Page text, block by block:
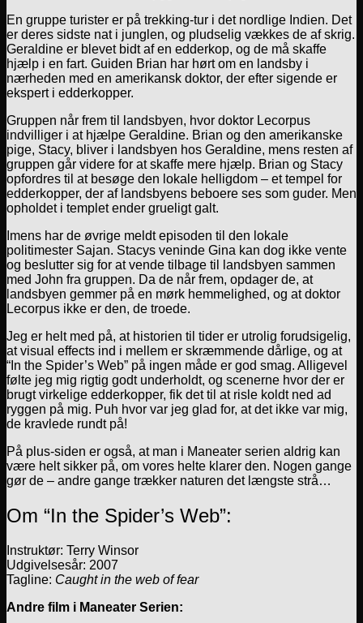
En gruppe turister er på trekking-tur i det nordlige Indien. Det
er deres sidste nat i junglen, og pludselig vækkes de af skrig.
Geraldine er blevet bidt af en edderkop, og de må skaffe
hjælp i en fart. Guiden Brian har hørt om en landsby i
nærheden med en amerikansk doktor, der efter sigende er
ekspert i edderkopper.
Gruppen når frem til landsbyen, hvor doktor Lecorpus
indvilliger i at hjælpe Geraldine. Brian og den amerikanske
pige, Stacy, bliver i landsbyen hos Geraldine, mens resten af
gruppen går videre for at skaffe mere hjælp. Brian og Stacy
opfordres til at besøge den lokale helligdom – et tempel for
edderkopper, der af landsbyens beboere ses som guder. Men
opholdet i templet ender grueligt galt.
Imens har de øvrige meldt episoden til den lokale
politimester Sajan. Stacys veninde Gina kan dog ikke vente
og beslutter sig for at vende tilbage til landsbyen sammen
med John fra gruppen. Da de når frem, opdager de, at
landsbyen gemmer på en mørk hemmelighed, og at doktor
Lecorpus ikke er den, de troede.
Jeg er helt med på, at historien til tider er utrolig forudsigelig,
at visual effects ind i mellem er skræmmende dårlige, og at
“In the Spider’s Web” på ingen måde er god smag. Alligevel
følte jeg mig rigtig godt underholdt, og scenerne hvor der er
brugt virkelige edderkopper, fik det til at risle koldt ned ad
ryggen på mig. Puh hvor var jeg glad for, at det ikke var mig,
de kravlede rundt på!
På plus-siden er også, at man i Maneater serien aldrig kan
være helt sikker på, om vores helte klarer den. Nogen gange
gør de – andre gange trækker naturen det længste strå…
Om “In the Spider’s Web”:
Instruktør: Terry Winsor
Udgivelsesår: 2007
Tagline: Caught in the web of fear
Andre film i Maneater Serien: